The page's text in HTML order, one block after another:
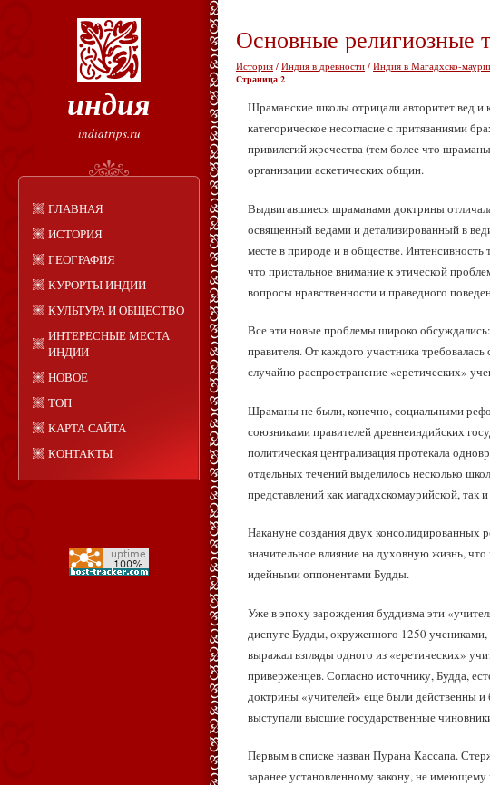
индия
indiatrips.ru
ГЛАВНАЯ
ИСТОРИЯ
ГЕОГРАФИЯ
КУРОРТЫ ИНДИИ
КУЛЬТУРА И ОБЩЕСТВО
ИНТЕРЕСНЫЕ МЕСТА
ИНДИИ
НОВОЕ
ТОП
КАРТА САЙТА
КОНТАКТЫ
Основные религиозные
История / Индия в древности / Индия в Магадхско-
Страница 2
Шраманские школы отрицали авторитет вед и
категорическое несогласие с притязаниями
привилегий жречества (тем более что
организации аскетических общин.
Выдвигавшиеся шраманами доктрины
освященный ведами и детализированный в
месте в природе и в обществе.
что пристальное внимание к этической
вопросы нравственности и праведного
Все эти новые проблемы широко
правителя. От каждого участника
случайно распространение «еретических»
Шраманы не были, конечно, социальными
союзниками правителей древнеиндийских
политическая централизация протекала
отдельных течений выделилось несколько
представлений как магадхскомаурийской,
Накануне создания двух
значительное влияние на духовную жизнь,
идейными оппонентами Будды.
Уже в эпоху зарождения буддизма эти
диспуте Будды, окруженного 1250
выражал взгляды одного из «еретических»
приверженцев. Согласно источнику, Будда,
доктрины «учителей» еще были действенны и
выступали высшие государственные
Первым в списке назван Пурана Кассапа.
заранее установленному закону, не